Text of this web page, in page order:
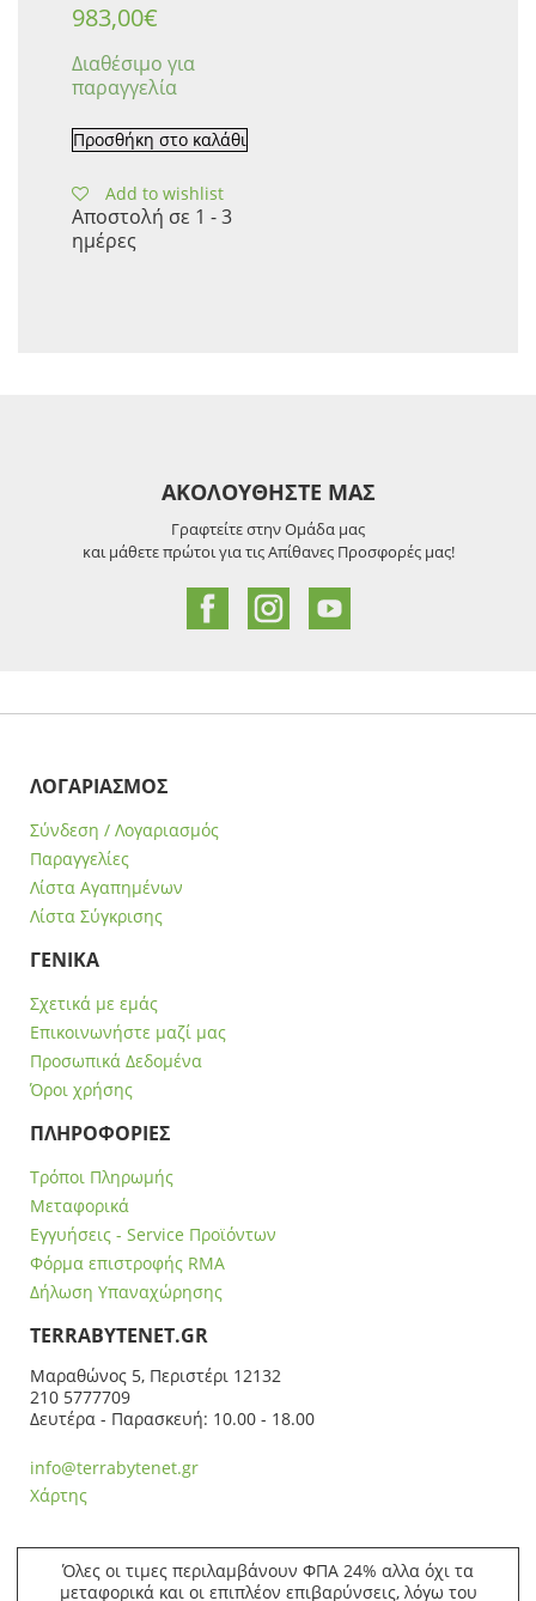
983,00€
Διαθέσιμο για
παραγγελία
Προσθήκη στο καλάθι
Add to wishlist
Αποστολή σε 1 - 3
ημέρες
ΑΚΟΛΟΥΘΗΣΤΕ ΜΑΣ
Γραφτείτε στην Ομάδα μας
και μάθετε πρώτοι για τις Απίθανες Προσφορές μας!
ΛΟΓΑΡΙΑΣΜΟΣ
Σύνδεση / Λογαριασμός
Παραγγελίες
Λίστα Αγαπημένων
Λίστα Σύγκρισης
ΓΕΝΙΚΑ
Σχετικά με εμάς
Επικοινωνήστε μαζί μας
Προσωπικά Δεδομένα
Όροι χρήσης
ΠΛΗΡΟΦΟΡΙΕΣ
Τρόποι Πληρωμής
Μεταφορικά
Εγγυήσεις - Service Προϊόντων
Φόρμα επιστροφής RMA
Δήλωση Υπαναχώρησης
ΤERRABYTENET.GR
Μαραθώνος 5, Περιστέρι 12132
210 5777709
Δευτέρα - Παρασκευή: 10.00 - 18.00
info@terrabytenet.gr
Χάρτης
Όλες οι τιμες περιλαμβάνουν ΦΠΑ 24% αλλα όχι τα
μεταφορικά και οι επιπλέον επιβαρύνσεις, λόγω του